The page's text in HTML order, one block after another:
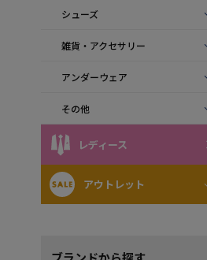
シューズ
雑貨・アクセサリー
アンダーウェア
その他
レディース
アウトレット